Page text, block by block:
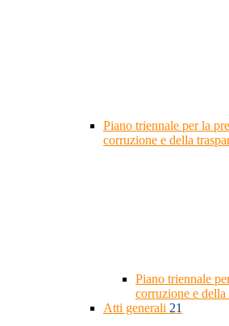
Piano triennale per la
corruzione e della
Piano triennale
corruzione e
Atti generali 21